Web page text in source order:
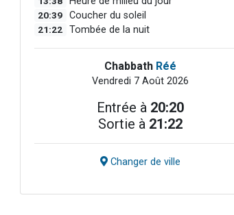
20:39 Coucher du soleil
21:22 Tombée de la nuit
Chabbath Réé
Vendredi 7 Août 2026
Entrée à 20:20
Sortie à 21:22
Changer de ville